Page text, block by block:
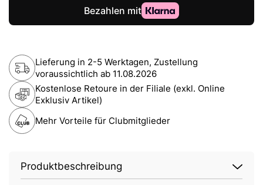
Lieferung in 2-5 Werktagen, Zustellung
voraussichtlich ab 11.08.2026
Kostenlose Retoure in der Filiale (exkl. Online
Exklusiv Artikel)
Mehr Vorteile für Clubmitglieder
Produktbeschreibung